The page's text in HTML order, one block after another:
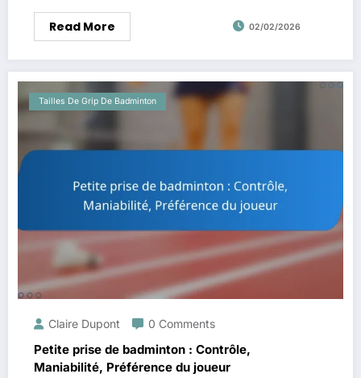
Read More 02/02/2026
Tailles De Grip De Badminton
Claire Dupont 0 Comments
Petite prise de badminton : Contrôle,
Maniabilité, Préférence du joueur